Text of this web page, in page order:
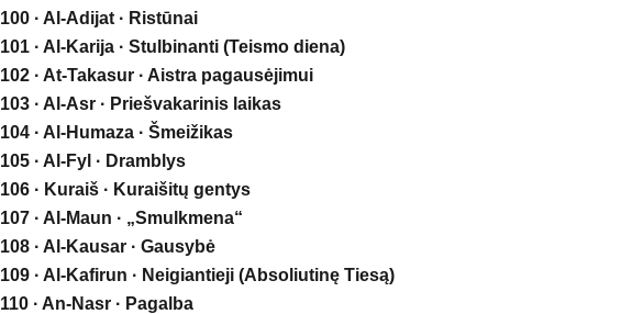
100 · Al-Adijat · Ristūnai
101 · Al-Karija · Stulbinanti (Teismo diena)
102 · At-Takasur · Aistra pagausėjimui
103 · Al-Asr · Priešvakarinis laikas
104 · Al-Humaza · Šmeižikas
105 · Al-Fyl · Dramblys
106 · Kuraiš · Kuraišitų gentys
107 · Al-Maun · „Smulkmena“
108 · Al-Kausar · Gausybė
109 · Al-Kafirun · Neigiantieji (Absoliutinę Tiesą)
110 · An-Nasr · Pagalba